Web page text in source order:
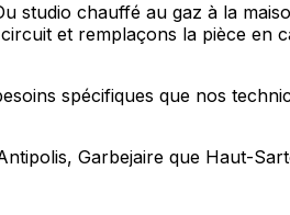
studio chauffé au gaz à la
et remplaçons la pièce
spécifiques que nos
Garbejaire que Haut-